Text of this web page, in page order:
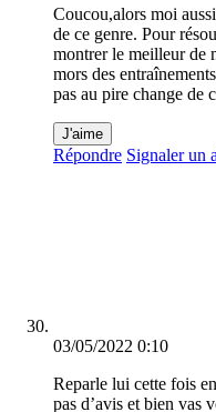
Coucou,alors moi
de ce genre. Pour
montrer le meilleur de
mors des
pas au pire change de
J'aime
Répondre Signaler un
03/05/2022 0:10
Reparle lui cette fois
pas d’avis et bien vas